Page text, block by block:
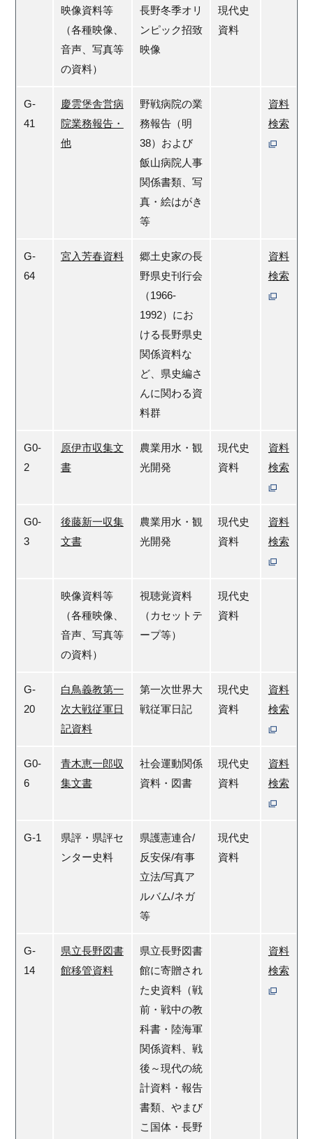
映像資料等
（各種映像、
音声、写真等
の資料）
長野冬季オリ
ンピック招致
映像
現代史
資料
G-
41
慶雲堡舎営病
院業務報告・
他
野戦病院の業
務報告（明
38）および
飯山病院人事
関係書類、写
真・絵はがき
等
資料
検索
G-
64
宮入芳春資料
郷土史家の長
野県史刊行会
（1966-
1992）にお
ける長野県史
関係資料な
ど、県史編さ
んに関わる資
料群
資料
検索
G0-
2
原伊市収集文
書
農業用水・観
光開発
現代史
資料
資料
検索
G0-
3
後藤新一収集
文書
農業用水・観
光開発
現代史
資料
資料
検索
映像資料等
（各種映像、
音声、写真等
の資料）
視聴覚資料
（カセットテ
ープ等）
現代史
資料
G-
20
白鳥義教第一
次大戦従軍日
記資料
第一次世界大
戦従軍日記
現代史
資料
資料
検索
G0-
6
青木恵一郎収
集文書
社会運動関係
資料・図書
現代史
資料
資料
検索
G-1
県評・県評セ
ンター史料
県護憲連合/
反安保/有事
立法/写真ア
ルバム/ネガ
等
現代史
資料
G-
14
県立長野図書
館移管資料
県立長野図書
館に寄贈され
た史資料（戦
前・戦中の教
科書・陸海軍
関係資料、戦
後～現代の統
計資料・報告
書類、やまび
こ国体・長野
資料
検索